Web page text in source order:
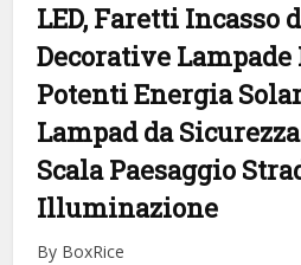
LED, Faretti Incasso
Decorative Lampade
Potenti Energia
Lampad da
Scala Paesaggio
Illuminazione
By BoxRice